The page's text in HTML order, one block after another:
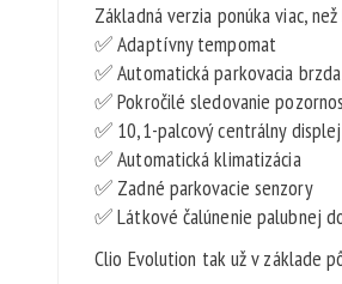
Základná verzia ponúka viac,
✅ Adaptívny tempomat
✅ Automatická parkovacia brzda
✅ Pokročilé sledovanie
✅ 10,1-palcový centrálny
✅ Automatická klimatizácia
✅ Zadné parkovacie senzory
✅ Látkové čalúnenie palubnej
Clio Evolution tak už v základe